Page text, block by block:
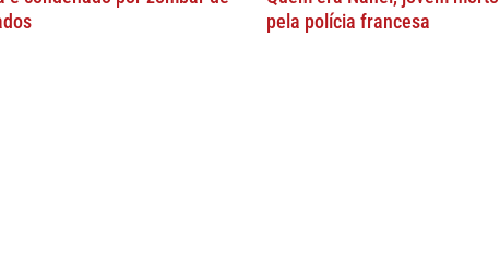
pela polícia francesa